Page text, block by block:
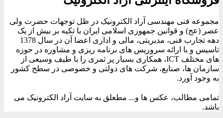
مجموعه فنی مهندسی آراد الکترونیک در ظل توجهات حضرت ولی
عصر (عج) و قوانین جمهوری اسلامی ایران با تکیه بر بیش از یک
دهه تجارب فنی، مدیریتی، مالی و اداری اعضا آن در سال 1378
تاسیس و با ارائه سروریس های برنامه ریزی و مشاوره در حوزه
های مختلف ICT، همکاری بسیار پر ثمری را با طیف وسیعی از
سازمان ها، صنایع، شرکت های دولتی و خصوصی در سطح کشور
به وجود آورد.
تمامی مطالب، عکس ها و... مطعلق به سایت آراد الکترونیک می
باشد.